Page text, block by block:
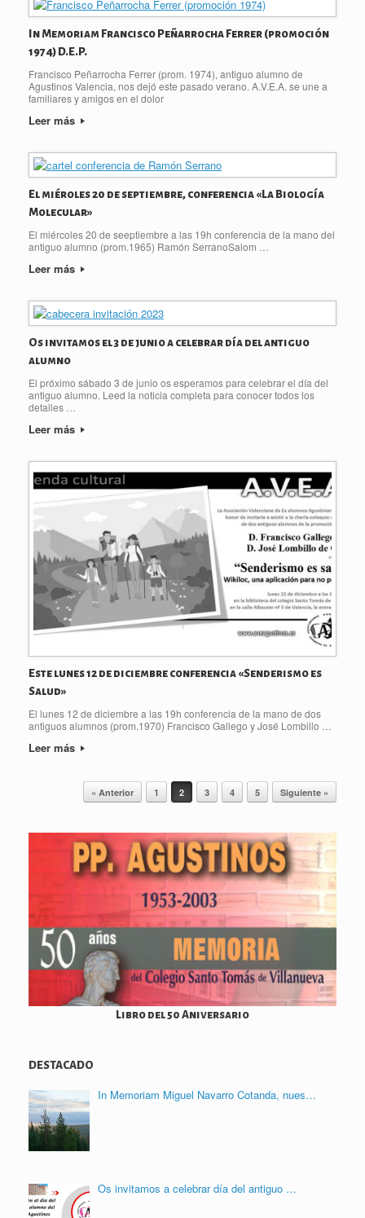
In Memoriam Francisco Peñarrocha Ferrer (promoción
1974) D.E.P.
Francisco Peñarrocha Ferrer (prom. 1974), antiguo alumno de
Agustinos Valencia, nos dejó este pasado verano. A.V.E.A. se une a
familiares y amigos en el dolor
Leer más
El miéroles 20 de septiembre, conferencia «La Biología
Molecular»
El miércoles 20 de seeptiembre a las 19h conferencia de la mano del
antiguo alumno (prom.1965) Ramón SerranoSalom …
Leer más
Os invitamos el 3 de junio a celebrar día del antiguo
alumno
El próximo sábado 3 de junio os esperamos para celebrar el día del
antiguo alumno. Leed la noticia completa para conocer todos los
detalles …
Leer más
Este lunes 12 de diciembre conferencia «Senderismo es
Salud»
El lunes 12 de diciembre a las 19h conferencia de la mano de dos
antiguos alumnos (prom.1970) Francisco Gallego y José Lombillo …
Leer más
Navegador de artículos
« Anterior 1 2 3 4 5 Siguiente »
Libro del 50 Aniversario
DESTACADO
In Memoriam Miguel Navarro Cotanda, nues…
Os invitamos a celebrar día del antiguo …